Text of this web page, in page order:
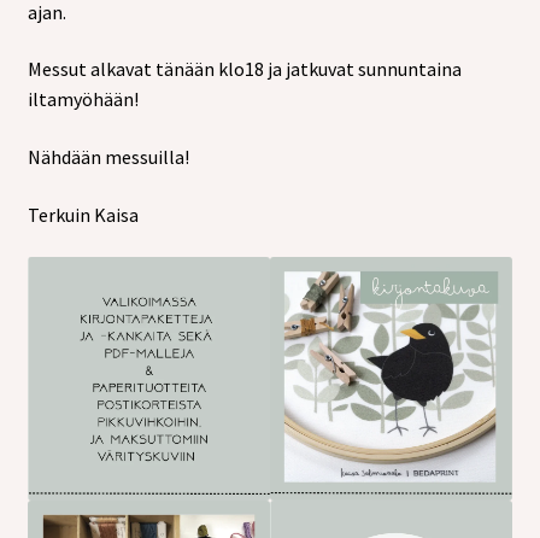
ajan.
Messut alkavat tänään klo18 ja jatkuvat sunnuntaina
iltamyöhään!
Nähdään messuilla!
Terkuin Kaisa